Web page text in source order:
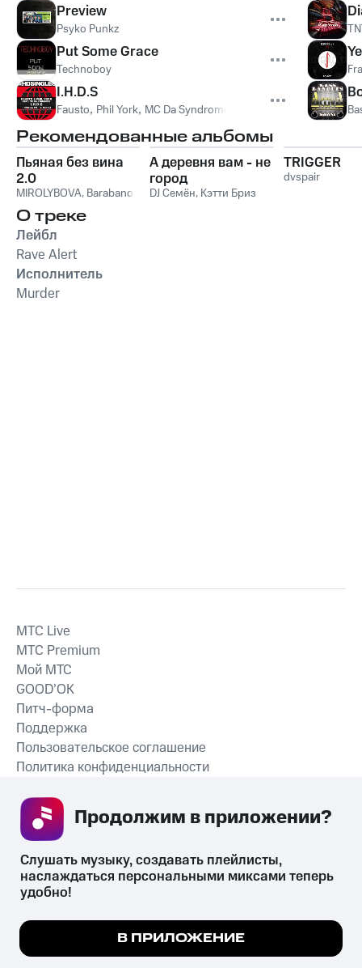
Preview
Psyko Punkz
Put Some Grace
Technoboy
I.H.D.S
Fausto, Phil York, MC Da Syndrome
Рекомендованные альбомы
Пьяная без вина
2.0
MIROLYBOVA, Barabanov
А деревня вам - не
город
DJ Семён, Кэтти Бриз
TRIGGER
dvspair
О треке
Лейбл
Rave Alert
Исполнитель
Murder
СКАЧАТЬ ПРИЛОЖЕНИЕ
MTС Live
MTС Premium
Мой МТС
GOOD’OK
Питч-форма
Поддержка
Пользовательское соглашение
Политика конфиденциальности
психотропных веществ, их аналогов причиняет вред здоровью,
их незаконный оборот запрещён и влечёт установленную
законодательством ответственность.
Мы используем куки, чтобы на сайте все
Подробнее
Слушать музыку, создавать плейлисты,
наслаждаться персональными миксами теперь
удобно!
В ПРИЛОЖЕНИЕ